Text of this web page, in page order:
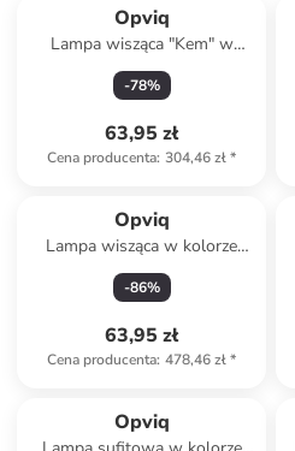
Opviq
Lampa wisząca "Kem" w
kolorze czarnym - Ø 14 cm
-78%
63,95 zł
Cena producenta: 304,46 zł*
Opviq
Lampa wisząca w kolorze
czarnym - wys. 116 x Ø 21 cm
-86%
63,95 zł
Cena producenta: 478,46 zł*
Opviq